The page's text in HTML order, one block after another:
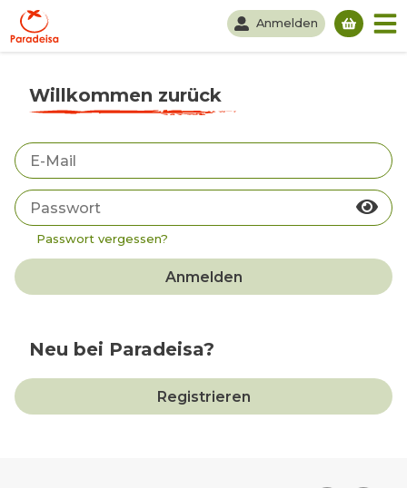
Anmelden
Willkommen zurück
Passwort vergessen?
Anmelden
Neu bei Paradeisa?
Registrieren